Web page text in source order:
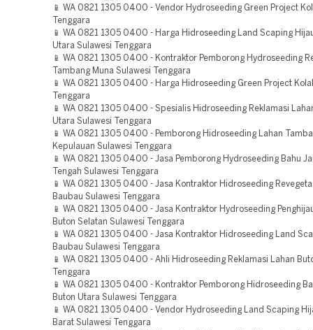
📱 WA 0821 1305 0400 - Vendor Hydroseeding Green Project
Tenggara
📱 WA 0821 1305 0400 - Harga Hidroseeding Land Scaping
Utara Sulawesi Tenggara
📱 WA 0821 1305 0400 - Kontraktor Pemborong Hydroseeding
Tambang Muna Sulawesi Tenggara
📱 WA 0821 1305 0400 - Harga Hidroseeding Green Project
Tenggara
📱 WA 0821 1305 0400 - Spesialis Hidroseeding Reklamasi
Utara Sulawesi Tenggara
📱 WA 0821 1305 0400 - Pemborong Hidroseeding Lahan
Kepulauan Sulawesi Tenggara
📱 WA 0821 1305 0400 - Jasa Pemborong Hydroseeding Bahu
Tengah Sulawesi Tenggara
📱 WA 0821 1305 0400 - Jasa Kontraktor Hidroseeding
Baubau Sulawesi Tenggara
📱 WA 0821 1305 0400 - Jasa Kontraktor Hydroseeding
Buton Selatan Sulawesi Tenggara
📱 WA 0821 1305 0400 - Jasa Kontraktor Hidroseeding Land
Baubau Sulawesi Tenggara
📱 WA 0821 1305 0400 - Ahli Hidroseeding Reklamasi Lahan
Tenggara
📱 WA 0821 1305 0400 - Kontraktor Pemborong Hidroseeding
Buton Utara Sulawesi Tenggara
📱 WA 0821 1305 0400 - Vendor Hydroseeding Land Scaping
Barat Sulawesi Tenggara